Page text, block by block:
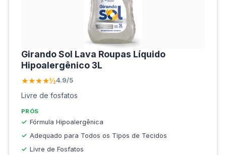
Girando Sol Lava Roupas Líquido
Hipoalergênico 3L
★★★★½4.9/5
Livre de fosfatos
PRÓS
Fórmula Hipoalergênica
Adequado para Todos os Tipos de Tecidos
Livre de Fosfatos